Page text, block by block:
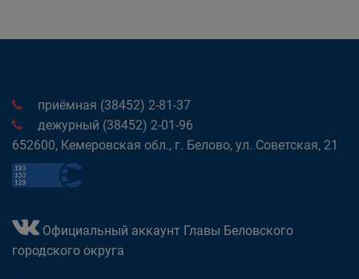
приёмная (38452) 2-81-37
дежурный (38452) 2-01-96
652600, Кемеровская обл., г. Белово, ул. Советская, 21
Официальный аккаунт Главы Беловского
городского округа